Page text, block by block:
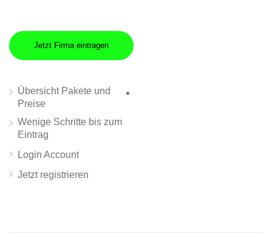
Jetzt Firma eintragen
Übersicht Pakete und
Preise
Wenige Schritte bis zum
Eintrag
Login Account
Jetzt registrieren